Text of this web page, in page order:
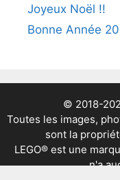
Joyeux Noël !!
Bonne Année
© 2018-
Toutes les images,
sont la
LEGO® est une
n'a